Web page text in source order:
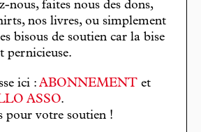
nous, faites nous des dons,
nos livres, ou simplement
bisous de soutien car la bise
pernicieuse.
ici : ABONNEMENT et
ASSO.
pour votre soutien !